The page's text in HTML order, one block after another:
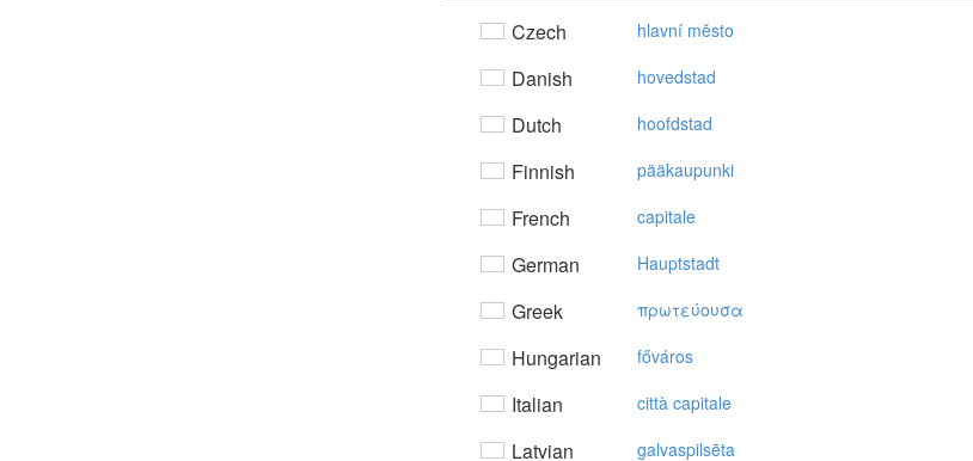
Czech hlavní město
Danish hovedstad
Dutch hoofdstad
Finnish pääkaupunki
French capitale
German Hauptstadt
Greek πρωτεύoυσα
Hungarian főváros
Italian città capitale
Latvian galvaspilsēta